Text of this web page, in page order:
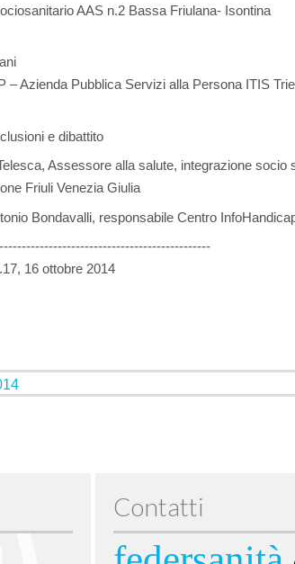
AAS n.2 Bassa Friulana- Isontina
– Azienda Pubblica Servizi alla Persona ITIS
e dibattito
Assessore alla salute, integrazione socio
Friuli Venezia Giulia
Bondavalli, responsabile Centro
16 ottobre 2014
Contatti